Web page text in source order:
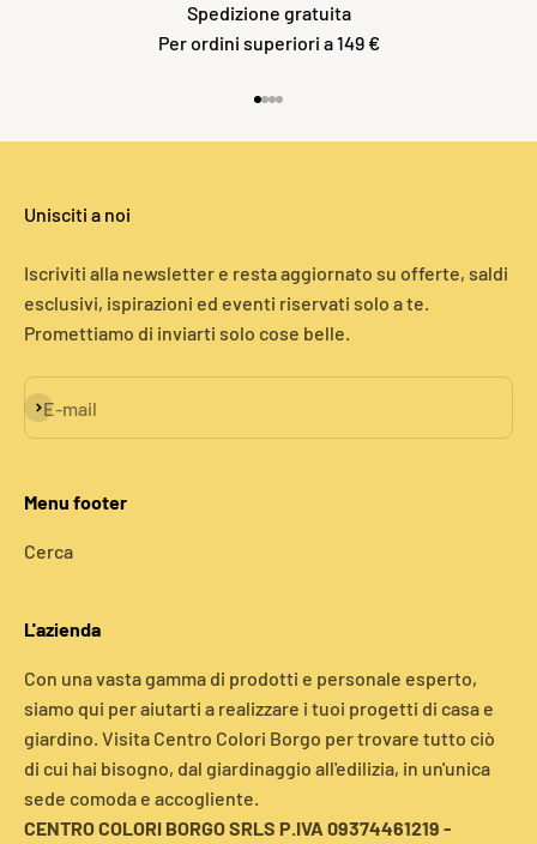
Spedizione gratuita
Per ordini superiori a 149 €
Unisciti a noi
Iscriviti alla newsletter e resta aggiornato su offerte, saldi
esclusivi, ispirazioni ed eventi riservati solo a te.
Promettiamo di inviarti solo cose belle.
E-mail
Iscriviti alla newsletter
Menu footer
Cerca
L'azienda
Con una vasta gamma di prodotti e personale esperto,
siamo qui per aiutarti a realizzare i tuoi progetti di casa e
giardino. Visita Centro Colori Borgo per trovare tutto ciò
di cui hai bisogno, dal giardinaggio all'edilizia, in un'unica
sede comoda e accogliente.
CENTRO COLORI BORGO SRLS P.IVA 09374461219 -